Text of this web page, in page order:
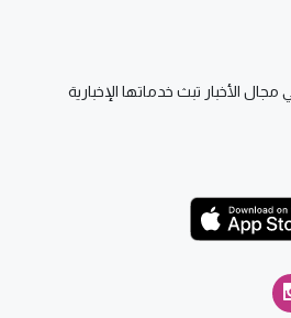
الأخبار تبث خدماتها الإخبارية